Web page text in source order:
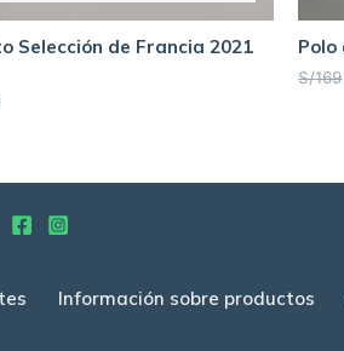
Selección de Francia 2021
S/169
Información sobre productos